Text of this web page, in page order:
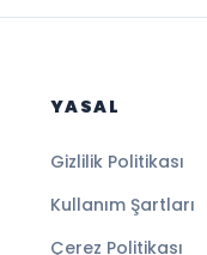
YASAL
Gizlilik Politikası
Kullanım Şartları
Çerez Politikası